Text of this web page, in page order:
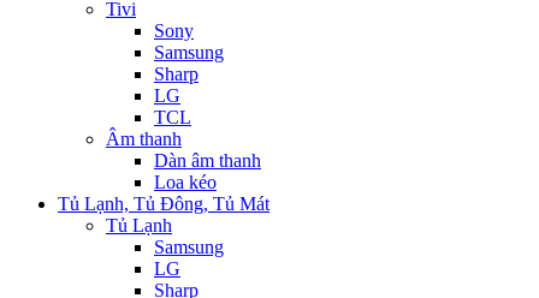
Tivi
Sony
Samsung
Sharp
LG
TCL
Âm thanh
Dàn âm thanh
Loa kéo
Tủ Lạnh, Tủ Đông, Tủ Mát
Tủ Lạnh
Samsung
LG
Sharp